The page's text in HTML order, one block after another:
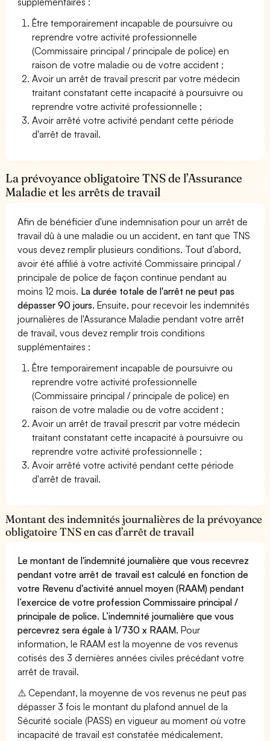
Être temporairement incapable de poursuivre ou
reprendre votre activité professionnelle
(Commissaire principal / principale de police) en
raison de votre maladie ou de votre accident ;
Avoir un arrêt de travail prescrit par votre médecin
traitant constatant cette incapacité à poursuivre ou
reprendre votre activité professionnelle ;
Avoir arrêté votre activité pendant cette période
d'arrêt de travail.
La prévoyance obligatoire TNS de l’Assurance
Maladie et les arrêts de travail
Afin de bénéficier d'une indemnisation pour un arrêt de
travail dû à une maladie ou un accident, en tant que TNS
vous devez remplir plusieurs conditions. Tout d’abord,
avoir été affilié à votre activité Commissaire principal /
principale de police de façon continue pendant au
moins 12 mois. La durée totale de l'arrêt ne peut pas
dépasser 90 jours. Ensuite, pour recevoir les indemnités
journalières de l'Assurance Maladie pendant votre arrêt
de travail, vous devez remplir trois conditions
supplémentaires :
Être temporairement incapable de poursuivre ou
reprendre votre activité professionnelle
(Commissaire principal / principale de police) en
raison de votre maladie ou de votre accident ;
Avoir un arrêt de travail prescrit par votre médecin
traitant constatant cette incapacité à poursuivre ou
reprendre votre activité professionnelle ;
Avoir arrêté votre activité pendant cette période
d'arrêt de travail.
Montant des indemnités journalières de la prévoyance
obligatoire TNS en cas d’arrêt de travail
Le montant de l'indemnité journalière que vous recevrez
pendant votre arrêt de travail est calculé en fonction de
votre Revenu d'activité annuel moyen (RAAM) pendant
l’exercice de votre profession Commissaire principal /
principale de police. L’indemnité journalière que vous
percevrez sera égale à 1/730 x RAAM. Pour
information, le RAAM est la moyenne de vos revenus
cotisés des 3 dernières années civiles précédant votre
arrêt de travail.
⚠️ Cependant, la moyenne de vos revenus ne peut pas
dépasser 3 fois le montant du plafond annuel de la
Sécurité sociale (PASS) en vigueur au moment où votre
incapacité de travail est constatée médicalement.